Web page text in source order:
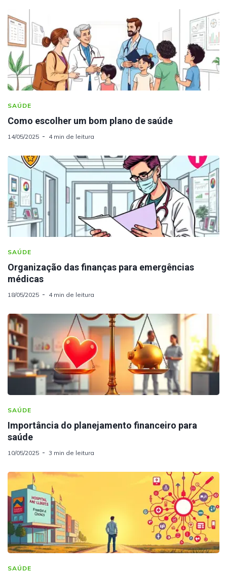
SAÚDE
Como escolher um bom plano de saúde
14/05/2025 4 min de leitura
SAÚDE
Organização das finanças para emergências
médicas
18/05/2025 4 min de leitura
SAÚDE
Importância do planejamento financeiro para
saúde
10/05/2025 3 min de leitura
SAÚDE